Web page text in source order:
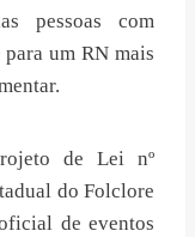
pessoas com
um RN mais
de Lei nº
do Folclore
de eventos